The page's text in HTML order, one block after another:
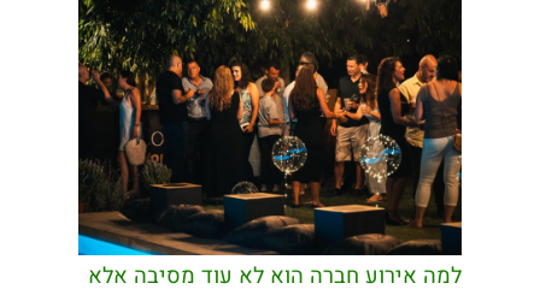
למה אירוע חברה הוא לא עוד מסיבה אלא